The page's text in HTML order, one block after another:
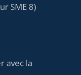
SME 8)
avec la